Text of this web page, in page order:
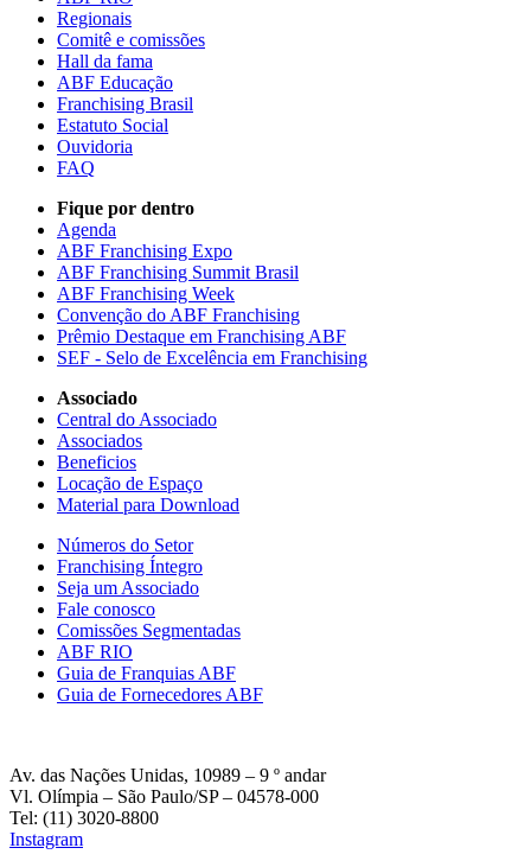
Regionais
Comitê e comissões
Hall da fama
ABF Educação
Franchising Brasil
Estatuto Social
Ouvidoria
FAQ
Fique por dentro
Agenda
ABF Franchising Expo
ABF Franchising Summit Brasil
ABF Franchising Week
Convenção do ABF Franchising
Prêmio Destaque em Franchising ABF
SEF - Selo de Excelência em Franchising
Associado
Central do Associado
Associados
Beneficios
Locação de Espaço
Material para Download
Números do Setor
Franchising Íntegro
Seja um Associado
Fale conosco
Comissões Segmentadas
ABF RIO
Guia de Franquias ABF
Guia de Fornecedores ABF
Av. das Nações Unidas, 10989 – 9 º andar
Vl. Olímpia – São Paulo/SP – 04578-000
Tel: (11) 3020-8800
Instagram